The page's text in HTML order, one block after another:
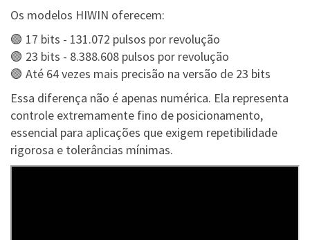
Os modelos HIWIN oferecem:
🟢 17 bits - 131.072 pulsos por revolução
🟢 23 bits - 8.388.608 pulsos por revolução
🟢 Até 64 vezes mais precisão na versão de 23 bits
Essa diferença não é apenas numérica. Ela representa
controle extremamente fino de posicionamento,
essencial para aplicações que exigem repetibilidade
rigorosa e tolerâncias mínimas.